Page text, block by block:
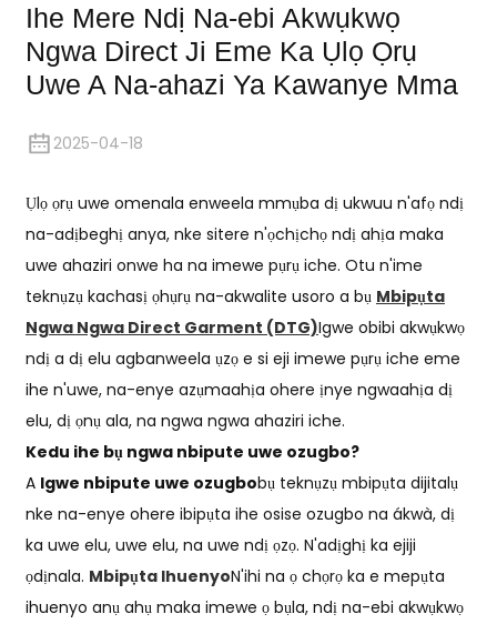
Ihe Mere Ndị Na-ebi Akwụkwọ
Ngwa Direct Ji Eme Ka Ụlọ Ọrụ
Uwe A Na-ahazi Ya Kawanye Mma
2025-04-18
Ụlọ ọrụ uwe omenala enweela mmụba dị ukwuu n'afọ ndị
na-adịbeghị anya, nke sitere n'ọchịchọ ndị ahịa maka
uwe ahaziri onwe ha na imewe pụrụ iche. Otu n'ime
teknụzụ kachasị ọhụrụ na-akwalite usoro a bụ Mbipụta
Ngwa Ngwa Direct Garment (DTG)Igwe obibi akwụkwọ
ndị a dị elu agbanweela ụzọ e si eji imewe pụrụ iche eme
ihe n'uwe, na-enye azụmaahịa ohere ịnye ngwaahịa dị
elu, dị ọnụ ala, na ngwa ngwa ahaziri iche.
Kedu ihe bụ ngwa nbipute uwe ozugbo?
A Igwe nbipute uwe ozugbobụ teknụzụ mbipụta dijitalụ
nke na-enye ohere ibipụta ihe osise ozugbo na ákwà, dị
ka uwe elu, uwe elu, na uwe ndị ọzọ. N'adịghị ka ejiji
ọdịnala. Mbipụta IhuenyoN'ihi na ọ chọrọ ka e mepụta
ihuenyo anụ ahụ maka imewe ọ bụla, ndị na-ebi akwụkwọ